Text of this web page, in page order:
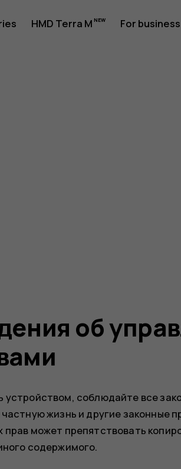
HMD Terra M For business
об
устройством, соблюдайте все
частную жизнь и другие законные
прав может препятствовать
содержимого.